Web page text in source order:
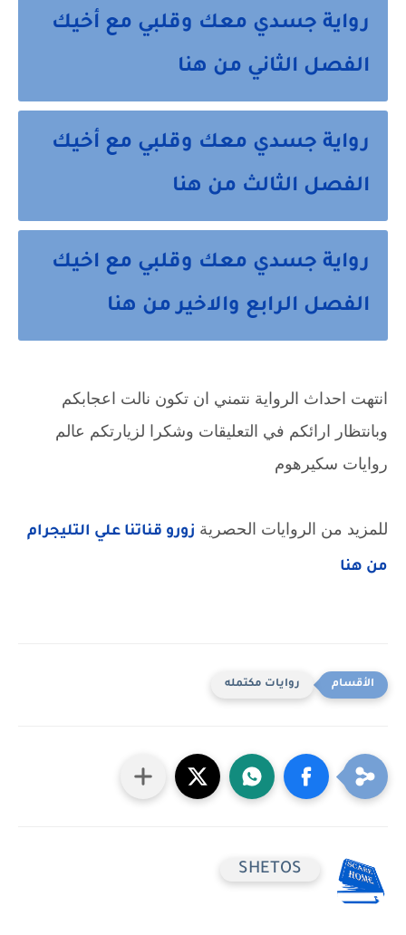
رواية جسدي معك وقلبي مع أخيك
الفصل الثاني من هنا
رواية جسدي معك وقلبي مع أخيك
الفصل الثالث من هنا
رواية جسدي معك وقلبي مع اخيك
الفصل الرابع والاخير من هنا
انتهت احداث الرواية نتمني ان تكون نالت اعجابكم
وبانتظار ارائكم في التعليقات وشكرا لزيارتكم عالم
روايات سكيرهوم
للمزيد من الروايات الحصرية زورو قناتنا علي التليجرام
من هنا
روايات مكتمله
SHETOS